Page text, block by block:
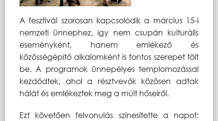
A fesztivál szorosan kapcsolódik a március 15-i
nemzeti ünnephez, így nem csupán kulturális
eseményként, hanem emlékező és
közösségépítő alkalomként is fontos szerepet tölt
be. A programok ünnepélyes templomozással
kezdődtek, ahol a résztvevők közösen adtak
hálát és emlékeztek meg a múlt hőseiről.
Ezt követően felvonulás színesítette a napot: